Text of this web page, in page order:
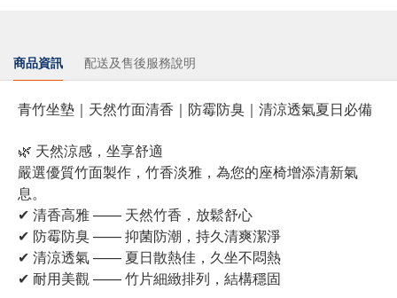
商品資訊 配送及售後服務說明
青竹坐墊｜天然竹面清香｜防霉防臭｜清涼透氣夏日必備
🌿 天然涼感，坐享舒適
嚴選優質竹面製作，竹香淡雅，為您的座椅增添清新氣
息。
✔ 清香高雅 —— 天然竹香，放鬆舒心
✔ 防霉防臭 —— 抑菌防潮，持久清爽潔淨
✔ 清涼透氣 —— 夏日散熱佳，久坐不悶熱
✔ 耐用美觀 —— 竹片細緻排列，結構穩固